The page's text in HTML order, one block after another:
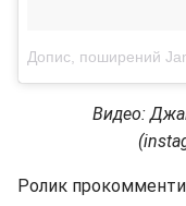
Допис, поширений
Видео:
Ролик